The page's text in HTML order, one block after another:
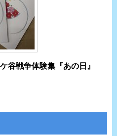
戦争体験集『あの日』